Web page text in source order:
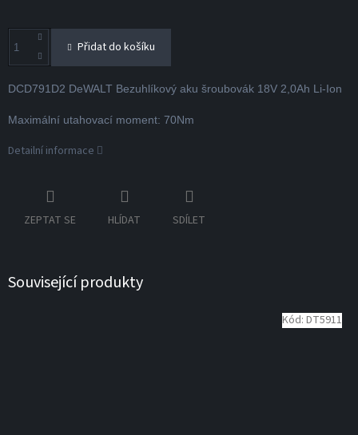
Přidat do košíku
DCD791D2 DeWALT Bezuhlíkový aku šroubovák 18V 2,0Ah Li-Ion
Maximální utahovací moment: 70Nm
Detailní informace
ZEPTAT SE HLÍDAT SDÍLET
Související produkty
Kód: DT5911